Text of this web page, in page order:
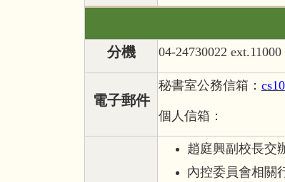
分機 04-24730022 ext.11000
電子郵件
秘書室公務信箱：
個人信箱：
趙庭興副校長交
內控委員會相關